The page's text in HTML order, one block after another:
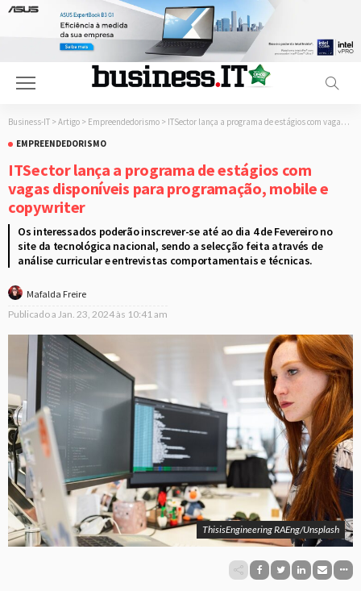
Business-IT > Artigo > Empreendedorismo > ITSector lança a programa de estágios com vagas disponíveis para programação, mobile e copywriter
EMPREENDEDORISMO
ITSector lança a programa de estágios com
vagas disponíveis para programação, mobile e
copywriter
Os interessados poderão inscrever-se até ao dia 4 de Fevereiro no
site da tecnológica nacional, sendo a selecção feita através de
análise curricular e entrevistas comportamentais e técnicas.
Mafalda Freire
Publicado a Jan. 23, 2024 às 10:41 am
ThisisEngineering RAEng/Unsplash